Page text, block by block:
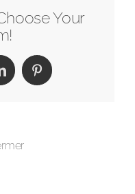
Your
Pinterest